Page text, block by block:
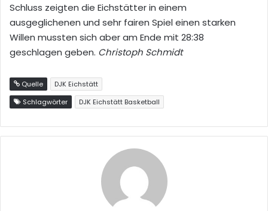
Schluss zeigten die Eichstätter in einem
ausgeglichenen und sehr fairen Spiel einen starken
Willen mussten sich aber am Ende mit 28:38
geschlagen geben. Christoph Schmidt
Quelle
DJK Eichstätt
Schlagwörter
DJK Eichstätt Basketball